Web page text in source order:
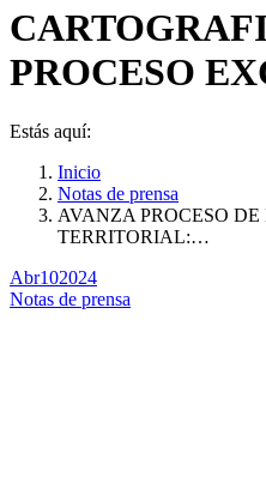
PROCESO
Estás aquí:
Inicio
Notas de prensa
AVANZA PROCESO
TERRITORIAL:…
Abr102024
Notas de prensa